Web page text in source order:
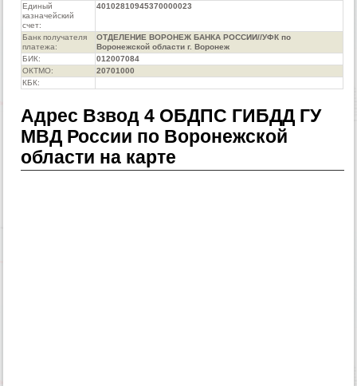
Единый
казначейский
счет:
40102810945370000023
Банк получателя
платежа:
ОТДЕЛЕНИЕ ВОРОНЕЖ БАНКА РОССИИ//УФК по
Воронежской области г. Воронеж
БИК:
012007084
ОКТМО:
20701000
КБК:
Адрес Взвод 4 ОБДПС ГИБДД ГУ
МВД России по Воронежской
области на карте